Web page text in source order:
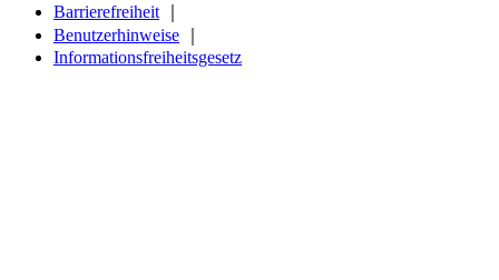
Barrierefreiheit
Benutzerhinweise
Informationsfreiheitsgesetz